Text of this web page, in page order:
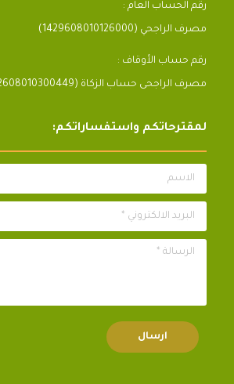
رقم الحساب العام :
مصرف الراجحي (1429608010126000)
رقم حساب الأوقاف :
مصرف الراجحى حساب الزكاة (142608010300449)
لمقترحاتكم واستفساراتكم:
الاسم
البريد الالكتروني *
الرسالة *